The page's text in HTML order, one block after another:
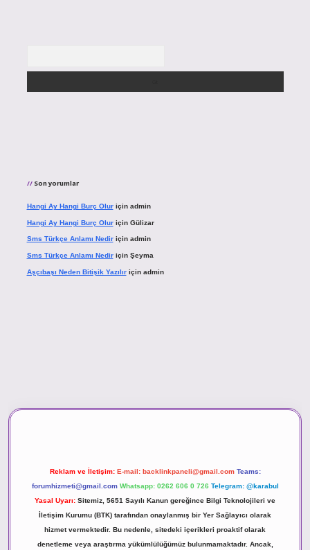
Son yorumlar
Hangi Ay Hangi Burç Oluriçin admin
Hangi Ay Hangi Burç Oluriçin Gülizar
Sms Türkçe Anlamı Nediriçin admin
Sms Türkçe Anlamı Nediriçin Şeyma
Aşçıbaşı Neden Bitişik Yazılıriçin admin
Reklam ve İletişim: E-mail: backlinkpaneli@gmail.com Teams:
forumhizmeti@gmail.com Whatsapp: 0262 606 0 726 Telegram: @karabul
Yasal Uyarı: Sitemiz, 5651 Sayılı Kanun gereğince Bilgi Teknolojileri ve
İletişim Kurumu (BTK) tarafından onaylanmış bir Yer Sağlayıcı olarak
hizmet vermektedir. Bu nedenle, sitedeki içerikleri proaktif olarak
denetleme veya araştırma yükümlülüğümüz bulunmamaktadır. Ancak,